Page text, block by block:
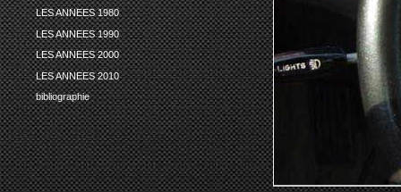
LES ANNEES 1980
LES ANNEES 1990
LES ANNEES 2000
LES ANNEES 2010
bibliographie